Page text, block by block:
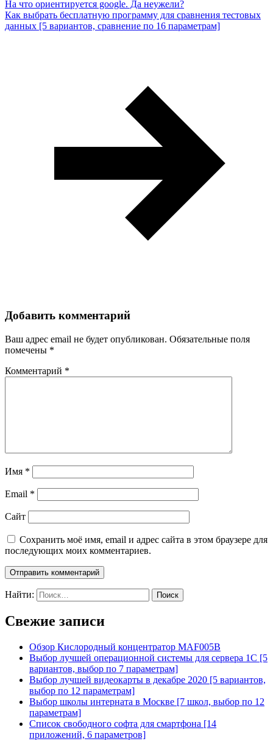
На что ориентируется google. Да неужели?
Как выбрать бесплатную программу для сравнения тестовых
данных [5 вариантов, сравнение по 16 параметрам]
Добавить комментарий
Ваш адрес email не будет опубликован. Обязательные поля
помечены *
Комментарий *
Имя *
Email *
Сайт
Сохранить моё имя, email и адрес сайта в этом браузере для
последующих моих комментариев.
Найти:
Свежие записи
Обзор Кислородный концентратор MAF005B
Выбор лучшей операционной системы для сервера 1С [5
вариантов, выбор по 7 параметрам]
Выбор лучшей видеокарты в декабре 2020 [5 вариантов,
выбор по 12 параметрам]
Выбор школы интерната в Москве [7 школ, выбор по 12
параметрам]
Список свободного софта для смартфона [14
приложений, 6 параметров]